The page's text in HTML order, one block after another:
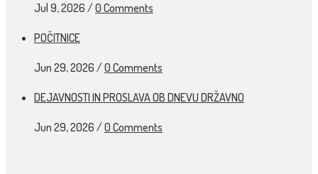
Jul 9, 2026 /0 Comments
POČITNICE
Jun 29, 2026 /0 Comments
DEJAVNOSTI IN PROSLAVA OB DNEVU DRŽAVNO
Jun 29, 2026 /0 Comments